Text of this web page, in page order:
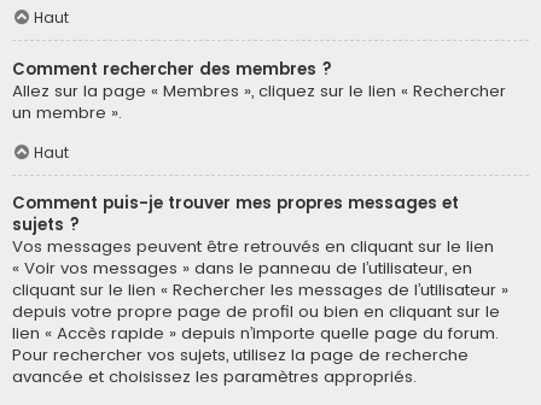
Haut
Comment rechercher des membres ?
Allez sur la page « Membres », cliquez sur le lien « Rechercher
un membre ».
Haut
Comment puis-je trouver mes propres messages et
sujets ?
Vos messages peuvent être retrouvés en cliquant sur le lien
« Voir vos messages » dans le panneau de l’utilisateur, en
cliquant sur le lien « Rechercher les messages de l’utilisateur »
depuis votre propre page de profil ou bien en cliquant sur le
lien « Accès rapide » depuis n’importe quelle page du forum.
Pour rechercher vos sujets, utilisez la page de recherche
avancée et choisissez les paramètres appropriés.